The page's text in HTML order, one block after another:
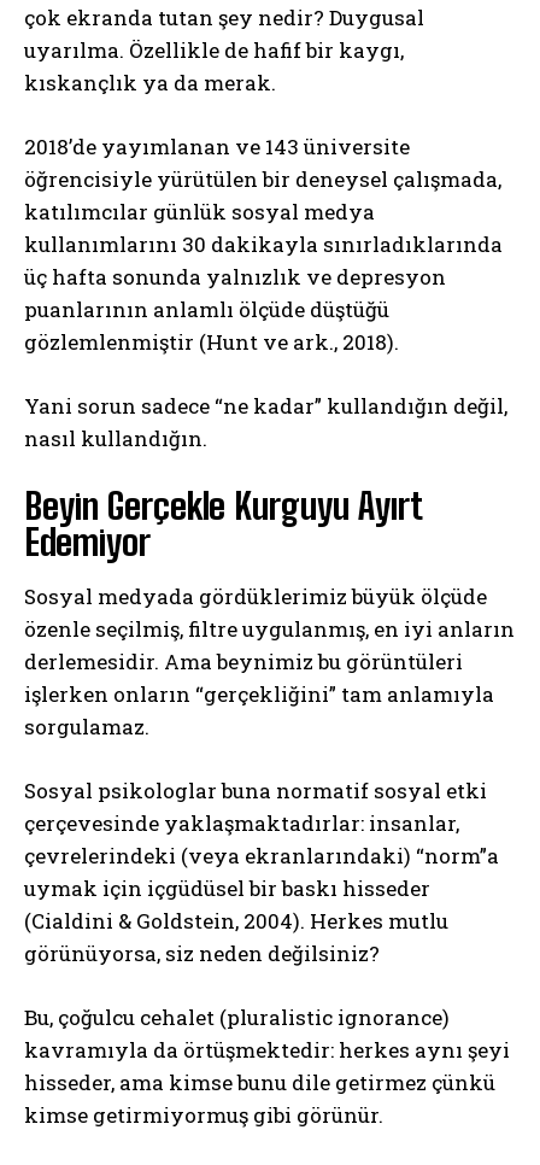
çok ekranda tutan şey nedir? Duygusal
uyarılma. Özellikle de hafif bir kaygı,
kıskançlık ya da merak.
2018’de yayımlanan ve 143 üniversite
öğrencisiyle yürütülen bir deneysel çalışmada,
katılımcılar günlük sosyal medya
kullanımlarını 30 dakikayla sınırladıklarında
üç hafta sonunda yalnızlık ve depresyon
puanlarının anlamlı ölçüde düştüğü
gözlemlenmiştir (Hunt ve ark., 2018).
Yani sorun sadece “ne kadar” kullandığın değil,
nasıl kullandığın.
Beyin Gerçekle Kurguyu Ayırt
Edemiyor
Sosyal medyada gördüklerimiz büyük ölçüde
özenle seçilmiş, filtre uygulanmış, en iyi anların
derlemesidir. Ama beynimiz bu görüntüleri
işlerken onların “gerçekliğini” tam anlamıyla
sorgulamaz.
Sosyal psikologlar buna normatif sosyal etki
çerçevesinde yaklaşmaktadırlar: insanlar,
çevrelerindeki (veya ekranlarındaki) “norm”a
uymak için içgüdüsel bir baskı hisseder
(Cialdini & Goldstein, 2004). Herkes mutlu
görünüyorsa, siz neden değilsiniz?
Bu, çoğulcu cehalet (pluralistic ignorance)
kavramıyla da örtüşmektedir: herkes aynı şeyi
hisseder, ama kimse bunu dile getirmez çünkü
kimse getirmiyormuş gibi görünür.